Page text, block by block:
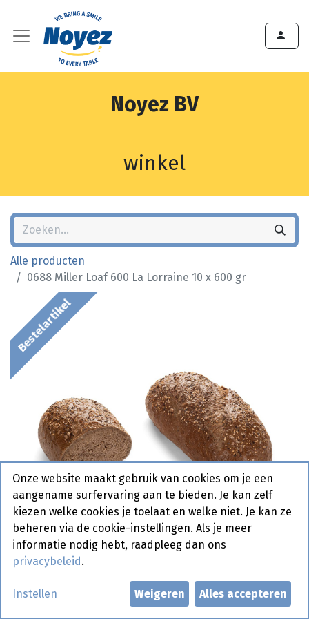
Noyez BV
winkel
Alle producten
0688 Miller Loaf 600 La Lorraine 10 x 600 gr
Bestelartikel
0688 Miller Loaf 600 La
Onze website maakt gebruik van cookies om je een
aangename surfervaring aan te bieden. Je kan zelf
kiezen welke cookies je toelaat en welke niet. Je kan ze
beheren via de cookie-instellingen. Als je meer
informatie nodig hebt, raadpleeg dan ons
privacybeleid .
Instellen Weigeren Alles accepteren